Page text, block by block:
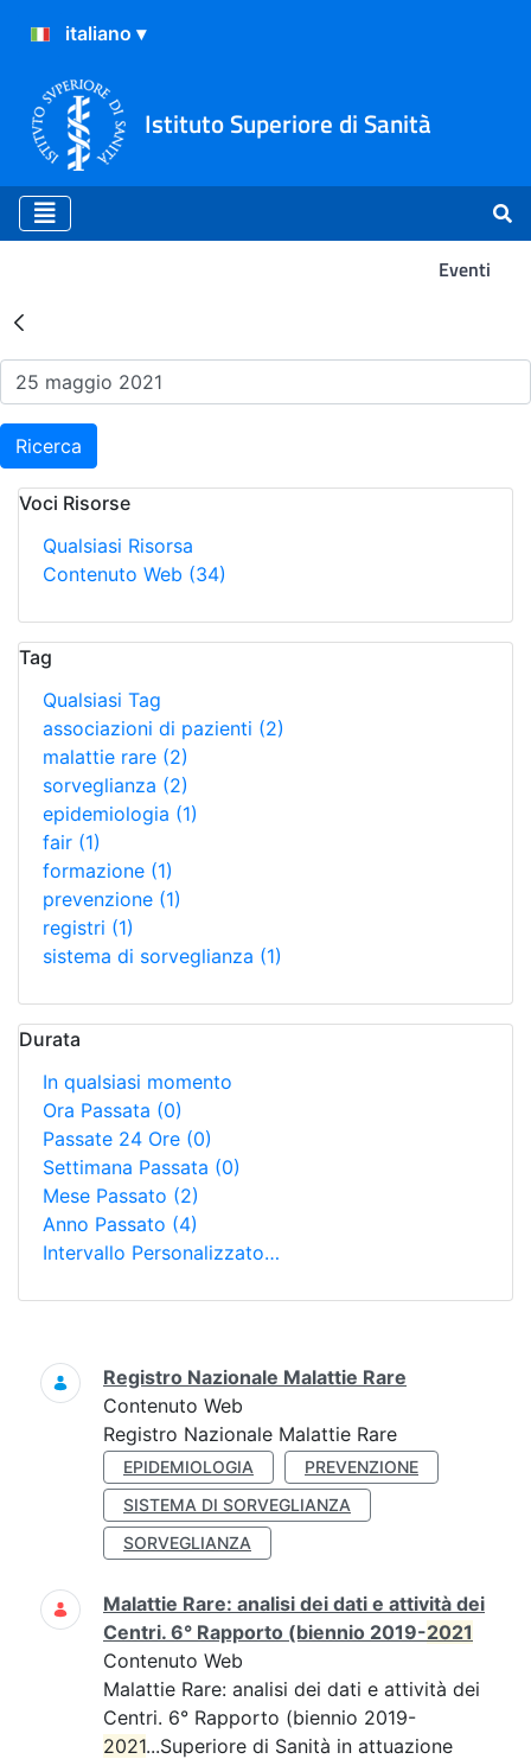
Istituto Superiore di Sanità
Eventi
Risultati della Ricerca -
Ricerca
Voci Risorse
Qualsiasi Risorsa
Contenuto Web (34)
Tag
Qualsiasi Tag
associazioni di pazienti (2)
malattie rare (2)
sorveglianza (2)
epidemiologia (1)
fair (1)
formazione (1)
prevenzione (1)
registri (1)
sistema di sorveglianza (1)
Durata
In qualsiasi momento
Ora Passata (0)
Passate 24 Ore (0)
Settimana Passata (0)
Mese Passato (2)
Anno Passato (4)
Intervallo Personalizzato…
Ricerca
Registro Nazionale Malattie Rare
Contenuto Web
Registro Nazionale Malattie Rare
EPIDEMIOLOGIA
PREVENZIONE
SISTEMA DI SORVEGLIANZA
SORVEGLIANZA
Malattie Rare: analisi dei dati e attività dei
Centri. 6° Rapporto (biennio 2019-2021
Contenuto Web
Malattie Rare: analisi dei dati e attività dei
Centri. 6° Rapporto (biennio 2019-
2021...Superiore di Sanità in attuazione